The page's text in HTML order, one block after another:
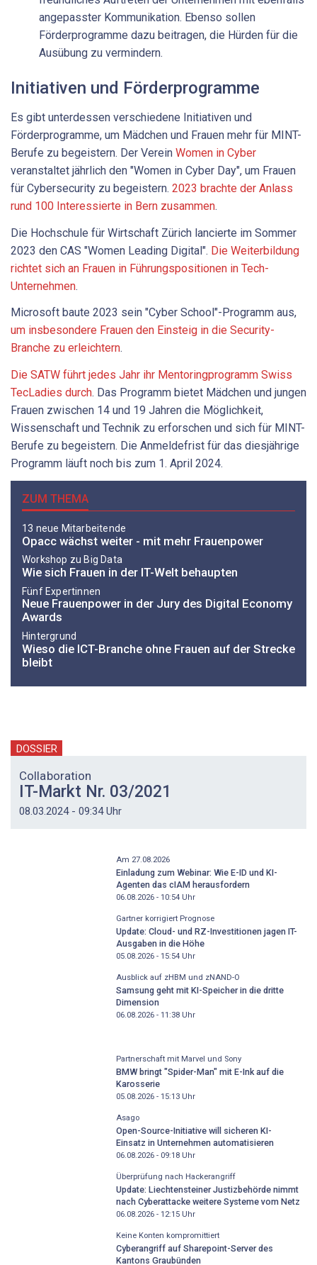
angepasster Kommunikation. Ebenso sollen
Förderprogramme dazu beitragen, die Hürden für die
Ausübung zu vermindern.
Initiativen und Förderprogramme
Es gibt unterdessen verschiedene Initiativen und
Förderprogramme, um Mädchen und Frauen mehr für MINT-
Berufe zu begeistern. Der Verein Women in Cyber
veranstaltet jährlich den "Women in Cyber Day", um Frauen
für Cybersecurity zu begeistern. 2023 brachte der Anlass
rund 100 Interessierte in Bern zusammen.
Die Hochschule für Wirtschaft Zürich lancierte im Sommer
2023 den CAS "Women Leading Digital". Die Weiterbildung
richtet sich an Frauen in Führungspositionen in Tech-
Unternehmen.
Microsoft baute 2023 sein "Cyber School"-Programm aus,
um insbesondere Frauen den Einsteig in die Security-
Branche zu erleichtern.
Die SATW führt jedes Jahr ihr Mentoringprogramm Swiss
TecLadies durch. Das Programm bietet Mädchen und jungen
Frauen zwischen 14 und 19 Jahren die Möglichkeit,
Wissenschaft und Technik zu erforschen und sich für MINT-
Berufe zu begeistern. Die Anmeldefrist für das diesjährige
Programm läuft noch bis zum 1. April 2024.
ZUM THEMA
13 neue Mitarbeitende
Opacc wächst weiter - mit mehr Frauenpower
Workshop zu Big Data
Wie sich Frauen in der IT-Welt behaupten
Fünf Expertinnen
Neue Frauenpower in der Jury des Digital Economy
Awards
Hintergrund
Wieso die ICT-Branche ohne Frauen auf der Strecke
bleibt
DOSSIER
Collaboration
IT-Markt Nr. 03/2021
08.03.2024 - 09:34 Uhr
Am 27.08.2026
Einladung zum Webinar: Wie E-ID und KI-
Agenten das cIAM herausfordern
06.08.2026 - 10:54Uhr
Gartner korrigiert Prognose
Update: Cloud- und RZ-Investitionen jagen IT-
Ausgaben in die Höhe
05.08.2026 - 15:54Uhr
Ausblick auf zHBM und zNAND-O
Samsung geht mit KI-Speicher in die dritte
Dimension
06.08.2026 - 11:38Uhr
Partnerschaft mit Marvel und Sony
BMW bringt "Spider-Man" mit E-Ink auf die
Karosserie
05.08.2026 - 15:13Uhr
Asago
Open-Source-Initiative will sicheren KI-
Einsatz in Unternehmen automatisieren
06.08.2026 - 09:18Uhr
Überprüfung nach Hackerangriff
Update: Liechtensteiner Justizbehörde nimmt
nach Cyberattacke weitere Systeme vom Netz
06.08.2026 - 12:15Uhr
Keine Konten kompromittiert
Cyberangriff auf Sharepoint-Server des
Kantons Graubünden